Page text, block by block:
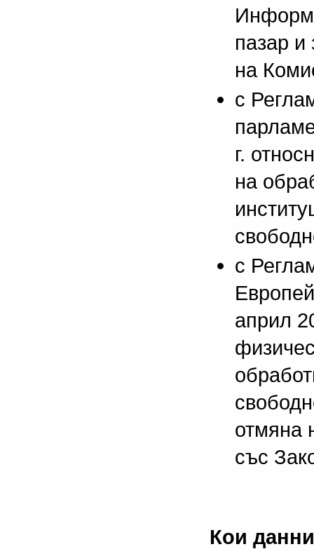
пазар
на
с
г.
на
с
април
отмяна
със
Кои